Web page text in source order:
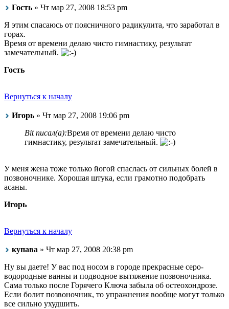
Гость » Чт мар 27, 2008 18:53 pm
Я этим спасаюсь от поясничного радикулита, что заработал в
горах.
Время от времени делаю чисто гимнастику, результат
замечательный.
Гость
Вернуться к началу
Игорь » Чт мар 27, 2008 19:06 pm
Bit писал(а):Время от времени делаю чисто
гимнастику, результат замечательный.
У меня жена тоже только йогой спаслась от сильных болей в
позвоночнике. Хорошая штука, если грамотно подобрать
асаны.
Игорь
Вернуться к началу
купава » Чт мар 27, 2008 20:38 pm
Ну вы даете! У вас под носом в городе прекрасные серо-
водородные ванны и подводное вытяжение позвоночника.
Сама только после Горячего Ключа забыла об остеохондрозе.
Если болит позвоночник, то упражнения вообще могут только
все сильно ухудшить.